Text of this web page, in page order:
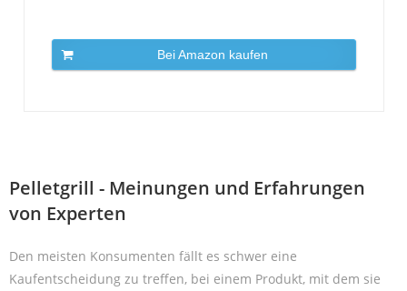
Bei Amazon kaufen
Pelletgrill - Meinungen und Erfahrungen
von Experten
Den meisten Konsumenten fällt es schwer eine
Kaufentscheidung zu treffen, bei einem Produkt, mit dem sie